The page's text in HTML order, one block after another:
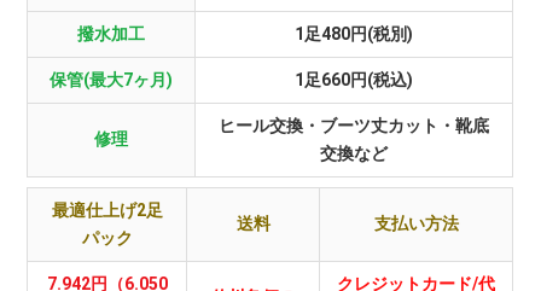
撥水加工 1足480円(税別)
保管(最大7ヶ月) 1足660円(税込)
修理
ヒール交換・ブーツ丈カット・靴底
交換など
最適仕上げ2足
パック
送料 支払い方法
7.942円（6.050
クレジットカード/代